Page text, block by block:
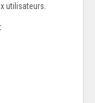
utilisateurs.